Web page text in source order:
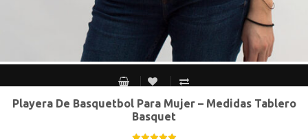
CH M G XG
Playera De Basquetbol Para Mujer – Medidas Tablero
Basquet